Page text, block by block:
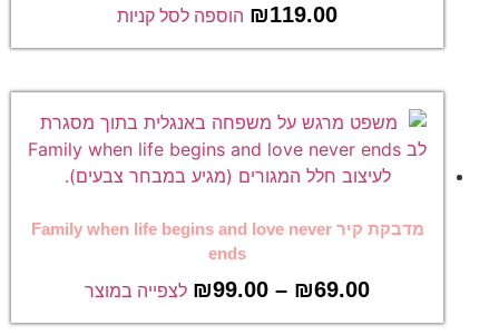
₪119.00 הוספה לסל קניות
מדבקת קיר Family when life begins and love never
ends
₪69.00
–
₪99.00 לצפייה במוצר